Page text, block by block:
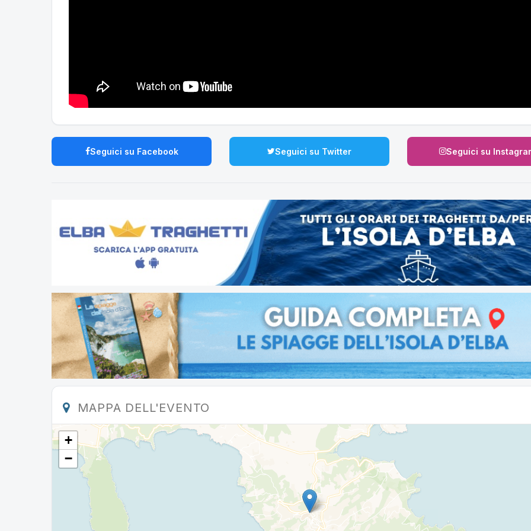
Seguici su Facebook Seguici su Twitter Seguici su
MAPPA DELL'EVENTO
+
−